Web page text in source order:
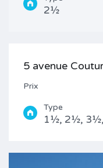
2½
5 avenue
Prix
Type
1½, 2½,